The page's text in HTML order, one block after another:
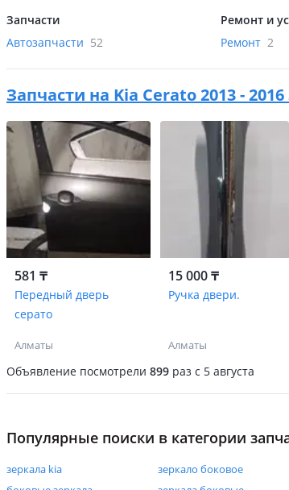
Запчасти
Автозапчасти 52
Ремонт и
Ремонт 2
Запчасти на Kia Cerato 2013 -
581 ₸
Передный дверь
серато
Алматы
15 000 ₸
Ручка двери.
Алматы
Объявление посмотрели 899 раз c 5 августа
Популярные поиски в категории
зеркала kia зеркало боковое